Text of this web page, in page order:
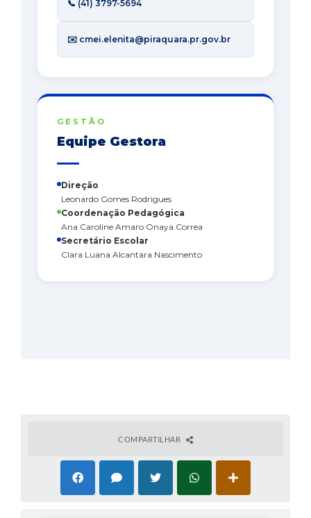
📞 (41) 3797-5694
✉️ cmei.elenita@piraquara.pr.gov.br
GESTÃO
Equipe Gestora
Direção
Leonardo Gomes Rodrigues
Coordenação Pedagógica
Ana Caroline Amaro Onaya Correa
Secretário Escolar
Clara Luana Alcantara Nascimento
COMPARTILHAR